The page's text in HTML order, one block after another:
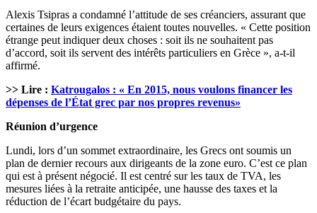
Alexis Tsipras a condamné l’attitude de ses créanciers, assurant que
certaines de leurs exigences étaient toutes nouvelles. « Cette position
étrange peut indiquer deux choses : soit ils ne souhaitent pas
d’accord, soit ils servent des intérêts particuliers en Grèce », a-t-il
affirmé.
>> Lire : Katrougalos : « En 2015, nous voulons financer les
dépenses de l’État grec par nos propres revenus»
Réunion d’urgence
Lundi, lors d’un sommet extraordinaire, les Grecs ont soumis un
plan de dernier recours aux dirigeants de la zone euro. C’est ce plan
qui est à présent négocié. Il est centré sur les taux de TVA, les
mesures liées à la retraite anticipée, une hausse des taxes et la
réduction de l’écart budgétaire du pays.